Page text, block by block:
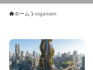
ホーム organism